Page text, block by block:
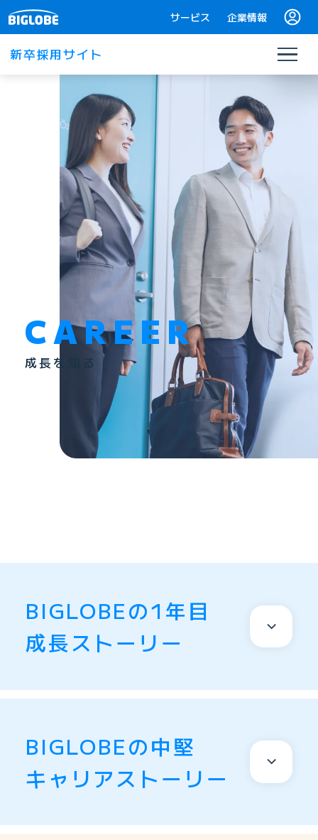
サービス 企業情報
新卒採用サイト
CAREER
成長を知る
BIGLOBEの1年目
成長ストーリー
BIGLOBEの中堅
キャリアストーリー